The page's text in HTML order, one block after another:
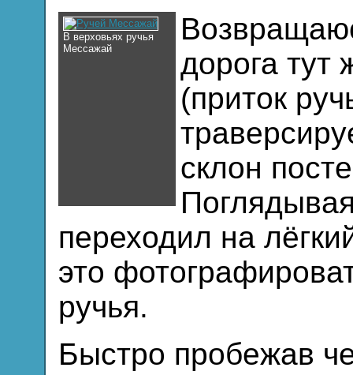
В верховьях ручья
Мессажай
дорога тут
(приток
склон
переходил на
это
ручья.
Быстро пробежав